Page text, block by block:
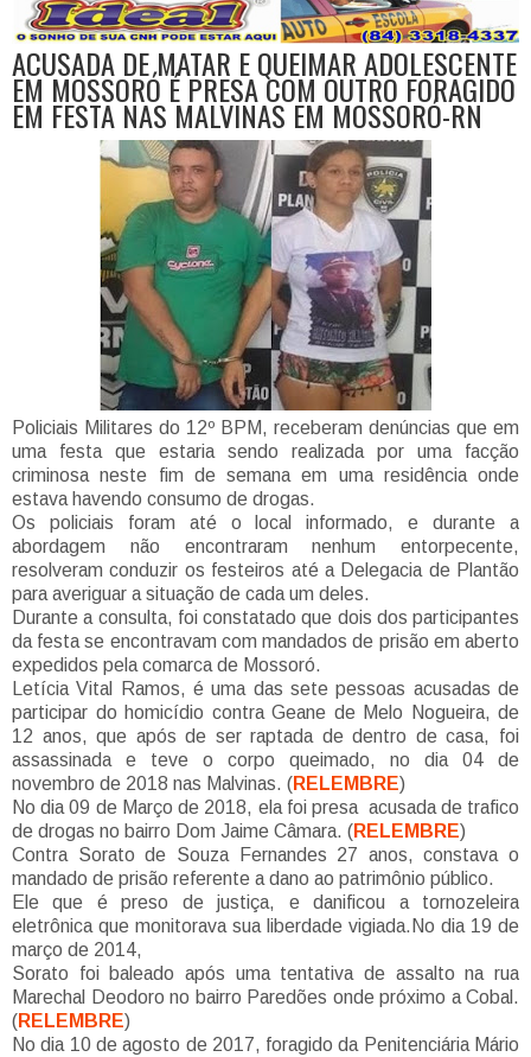
ACUSADA DE MATAR E QUEIMAR ADOLESCENTE
EM MOSSORÓ É PRESA COM OUTRO FORAGIDO
EM FESTA NAS MALVINAS EM MOSSORÓ-RN
Policiais Militares do 12º BPM, receberam denúncias que em
uma festa que estaria sendo realizada por uma facção
criminosa neste fim de semana em uma residência onde
estava havendo consumo de drogas.
Os policiais foram até o local informado, e durante a
abordagem não encontraram nenhum entorpecente,
resolveram conduzir os festeiros até a Delegacia de Plantão
para averiguar a situação de cada um deles.
Durante a consulta, foi constatado que dois dos participantes
da festa se encontravam com mandados de prisão em aberto
expedidos pela comarca de Mossoró.
Letícia Vital Ramos, é uma das sete pessoas acusadas de
participar do homicídio contra Geane de Melo Nogueira, de
12 anos, que após de ser raptada de dentro de casa, foi
assassinada e teve o corpo queimado, no dia 04 de
novembro de 2018 nas Malvinas. (RELEMBRE)
No dia 09 de Março de 2018, ela foi presa acusada de trafico
de drogas no bairro Dom Jaime Câmara. (RELEMBRE)
Contra Sorato de Souza Fernandes 27 anos, constava o
mandado de prisão referente a dano ao patrimônio público.
Ele que é preso de justiça, e danificou a tornozeleira
eletrônica que monitorava sua liberdade vigiada.No dia 19 de
março de 2014,
Sorato foi baleado após uma tentativa de assalto na rua
Marechal Deodoro no bairro Paredões onde próximo a Cobal.
(RELEMBRE)
No dia 10 de agosto de 2017, foragido da Penitenciária Mário